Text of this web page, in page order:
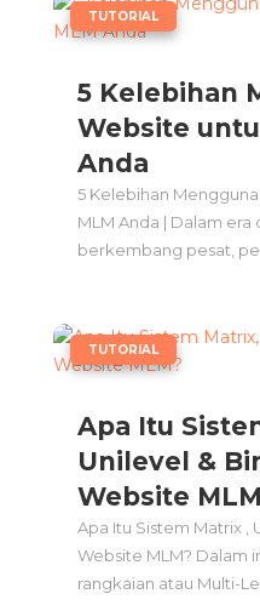
5 Kelebihan
Website
Anda
TUTORIAL
5 Kelebihan
MLM Anda | Dalam
berkembang pesat,
Apa Itu
Unilevel &
Website
TUTORIAL
Apa Itu Sistem Matrix ,
Website MLM? Dalam
rangkaian atau Multi-